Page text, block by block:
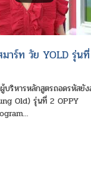
าร์ท วัย YOLD รุ่น
ริหารหลักสูตรถอดรหัสยัง
Old) รุ่นที่ 2 OPPY